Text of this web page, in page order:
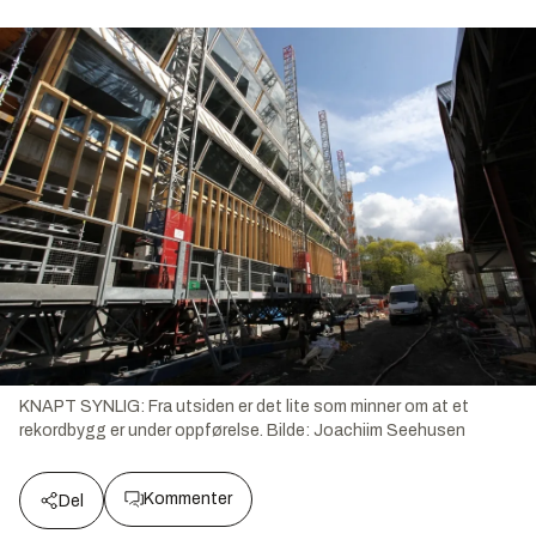
KNAPT SYNLIG: Fra utsiden er det lite som minner om at et
rekordbygg er under oppførelse. Bilde: Joachiim Seehusen
Del Kommenter